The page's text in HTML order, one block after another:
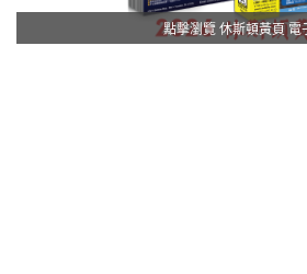
點擊瀏覽 休斯頓黃頁 電